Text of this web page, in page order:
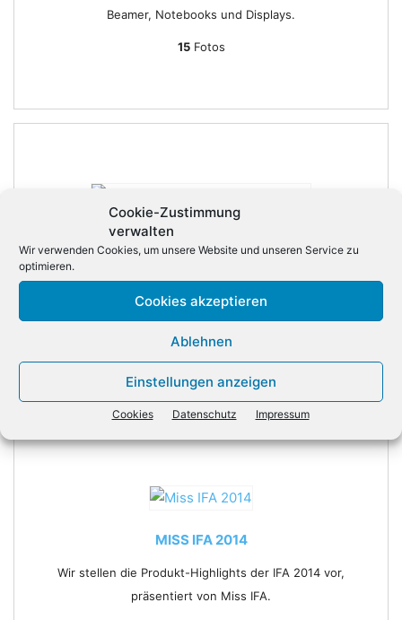
Cookie-Zustimmung
verwalten
Wir verwenden Cookies, um unsere Website und unseren Service zu
optimieren.
Cookies akzeptieren
Ablehnen
Einstellungen anzeigen
Cookies Datenschutz Impressum
Beamer, Notebooks und Displays.
15Fotos
IT SYSTEMHAUS KOOPERATION CUP
Im Juli gab es den dritten „IT Systemhaus Kooperation
Cup“ auf dem 27 Loch Masterschafts Golfplatz in
7Fotos
MISS IFA 2014
Wir stellen die Produkt-Highlights der IFA 2014 vor,
präsentiert von Miss IFA.